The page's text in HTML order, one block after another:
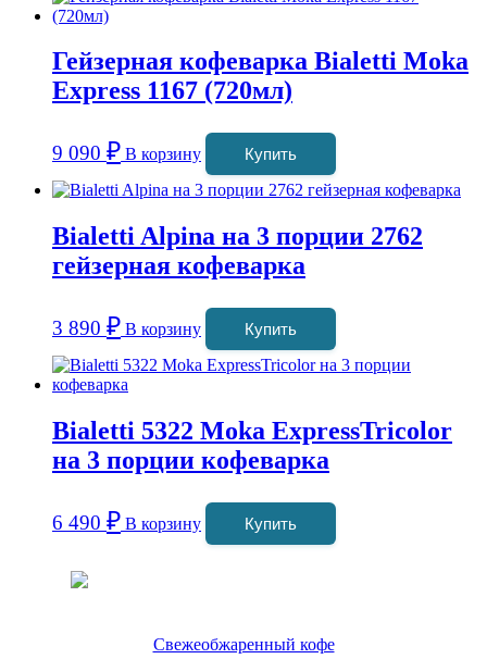
Гейзерная кофеварка Bialetti Moka
Express 1167 (720мл)
9 090 ₽ В корзину Купить
Bialetti Alpina на 3 порции 2762
гейзерная кофеварка
3 890 ₽ В корзину Купить
Bialetti 5322 Moka ExpressTricolor
на 3 порции кофеварка
6 490 ₽ В корзину Купить
Свежеобжаренный кофе